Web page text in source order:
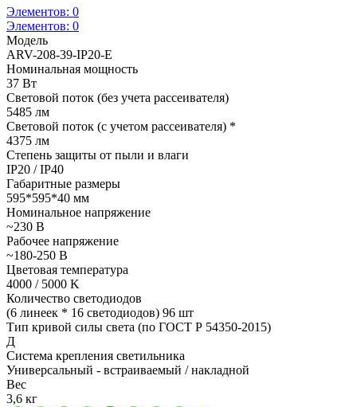
Элементов: 0
Элементов: 0
Модель
ARV-208-39-IP20-E
Номинальная мощность
37 Вт
Световой поток (без учета рассеивателя)
5485 лм
Световой поток (с учетом рассеивателя) *
4375 лм
Степень защиты от пыли и влаги
IP20 / IP40
Габаритные размеры
595*595*40 мм
Номинальное напряжение
~230 В
Рабочее напряжение
~180-250 В
Цветовая температура
4000 / 5000 K
Количество светодиодов
(6 линеек * 16 светодиодов) 96 шт
Тип кривой силы света (по ГОСТ Р 54350-2015)
Д
Система крепления светильника
Универсальный - встраиваемый / накладной
Вес
3,6 кг